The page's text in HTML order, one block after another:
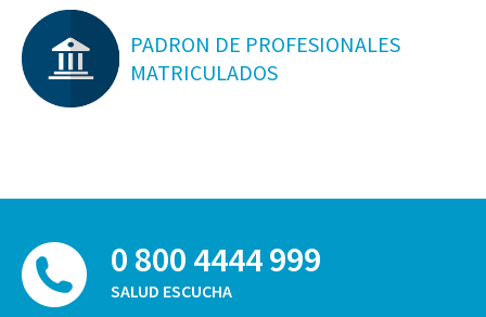
PADRON DE PROFESIONALES
MATRICULADOS
0 800 4444 999
SALUD ESCUCHA